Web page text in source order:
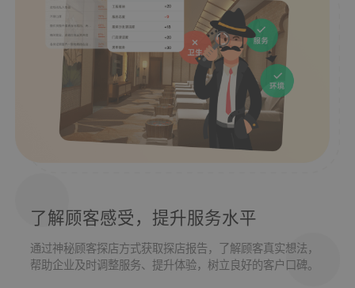
了解顾客感受，提升服务水平
通过神秘顾客探店方式获取探店报告，了解顾客真实想法，
帮助企业及时调整服务、提升体验，树立良好的客户口碑。